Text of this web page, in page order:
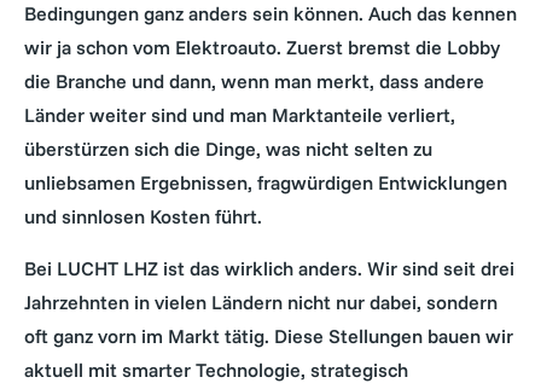
Bedingungen ganz anders sein können. Auch das kennen
wir ja schon vom Elektroauto. Zuerst bremst die Lobby
die Branche und dann, wenn man merkt, dass andere
Länder weiter sind und man Marktanteile verliert,
überstürzen sich die Dinge, was nicht selten zu
unliebsamen Ergebnissen, fragwürdigen Entwicklungen
und sinnlosen Kosten führt.
Bei LUCHT LHZ ist das wirklich anders. Wir sind seit drei
Jahrzehnten in vielen Ländern nicht nur dabei, sondern
oft ganz vorn im Markt tätig. Diese Stellungen bauen wir
aktuell mit smarter Technologie, strategisch